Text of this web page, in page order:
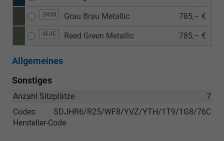
3N3N Grau Brau Metallic 785,– €
4E4E Reed Green Metallic 785,– €
Allgemeines
Sonstiges
7
Anzahl Sitzplätze
SDJHR6/R25/WF8/YVZ/YTH/1T9/1G8/76C
Codes:
Hersteller-Code